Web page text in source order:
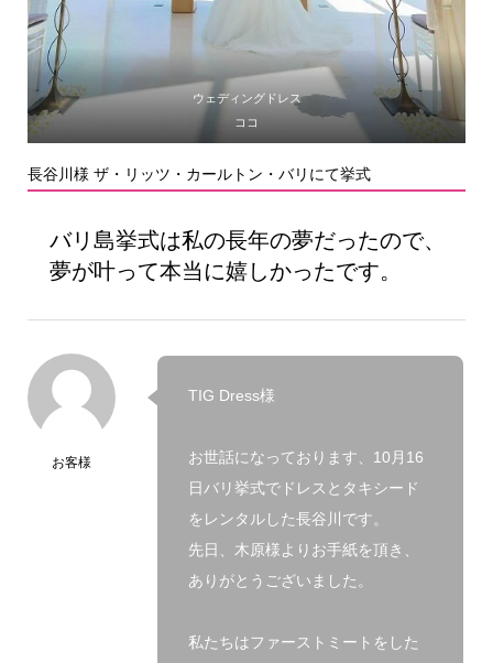
ウェディングドレス
ココ
長谷川様 ザ・リッツ・カールトン・バリにて挙式
バリ島挙式は私の長年の夢だったので、
夢が叶って本当に嬉しかったです。
お客様
TIG Dress様
お世話になっております、10月16
日バリ挙式でドレスとタキシード
をレンタルした長谷川です。
先日、木原様よりお手紙を頂き、
ありがとうございました。
私たちはファーストミートをした